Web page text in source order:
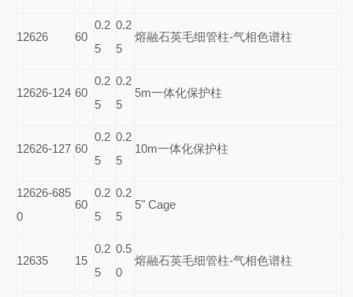
12626 60
0.2
5
0.2
5
熔融石英毛细管柱-气相色谱柱
12626-124 60
0.2
5
0.2
5
5m一体化保护柱
12626-127 60
0.2
5
0.2
5
10m一体化保护柱
12626-685
0
60
0.2
5
0.2
5
5" Cage
12635 15
0.2
5
0.5
0
熔融石英毛细管柱-气相色谱柱